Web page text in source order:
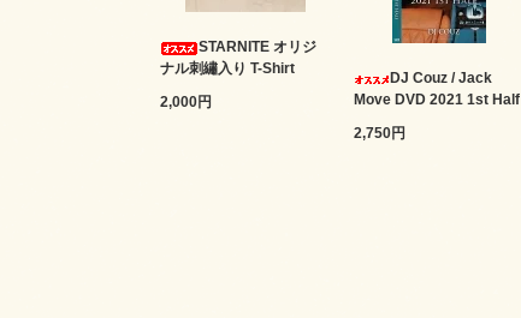
STARNITE オリジ
ナル刺繡入り T-Shirt
2,000円
DJ Couz / Jack
Move DVD 2021 1st Half
2,750円